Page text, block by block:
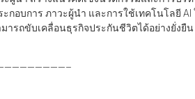
อบการ ภาวะผู้นำ และการใช้เทคโนโลยี AI
ารถขับเคลื่อนธุรกิจประกันชีวิตได้อย่างยั่ง